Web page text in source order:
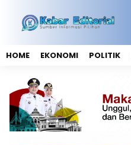
HOME EKONOMI POLITIK